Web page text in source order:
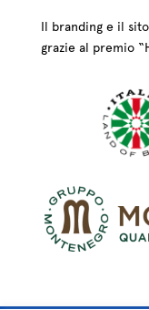
Il branding e il
grazie al premio